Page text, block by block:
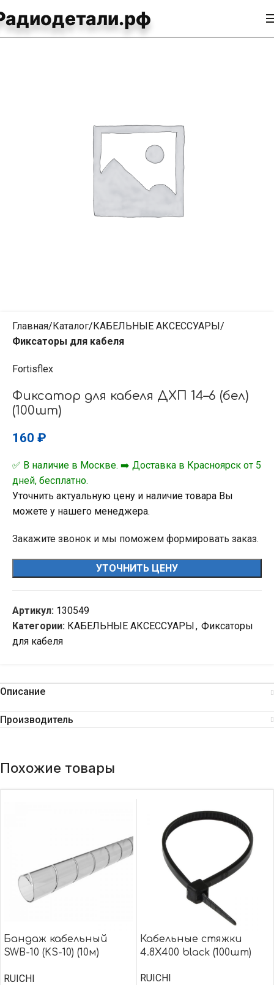
Главная Каталог КАБЕЛЬНЫЕ АКСЕССУАРЫ
Фиксаторы для кабеля
Fortisflex
Фиксатор для кабеля ДХП 14–6 (бел)
(100шт)
160 ₽
✅ В наличие в Москве. ➡️ Доставка в Красноярск от 5
дней, бесплатно.
Уточнить актуальную цену и наличие товара Вы
можете у нашего менеджера.
Закажите звонок и мы поможем формировать заказ.
УТОЧНИТЬ ЦЕНУ
Артикул: 130549
Категории: КАБЕЛЬНЫЕ АКСЕССУАРЫ, Фиксаторы
для кабеля
Описание
Производитель
Похожие товары
Бандаж кабельный
SWB-10 (KS-10) (10м)
RUICHI
Кабельные стяжки
4.8X400 black (100шт)
RUICHI